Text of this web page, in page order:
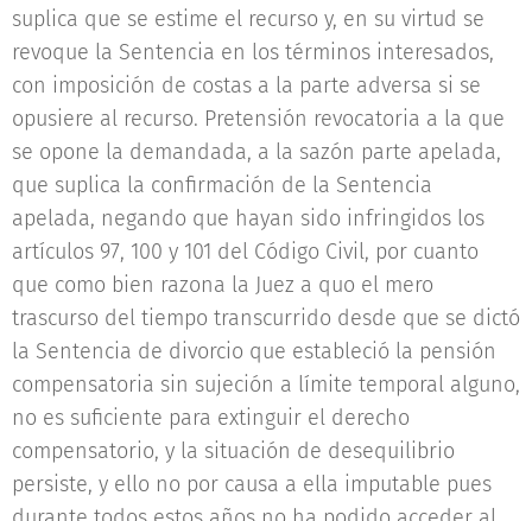
suplica que se estime el recurso y, en su virtud se
revoque la Sentencia en los términos interesados,
con imposición de costas a la parte adversa si se
opusiere al recurso. Pretensión revocatoria a la que
se opone la demandada, a la sazón parte apelada,
que suplica la confirmación de la Sentencia
apelada, negando que hayan sido infringidos los
artículos 97, 100 y 101 del Código Civil, por cuanto
que como bien razona la Juez a quo el mero
trascurso del tiempo transcurrido desde que se dictó
la Sentencia de divorcio que estableció la pensión
compensatoria sin sujeción a límite temporal alguno,
no es suficiente para extinguir el derecho
compensatorio, y la situación de desequilibrio
persiste, y ello no por causa a ella imputable pues